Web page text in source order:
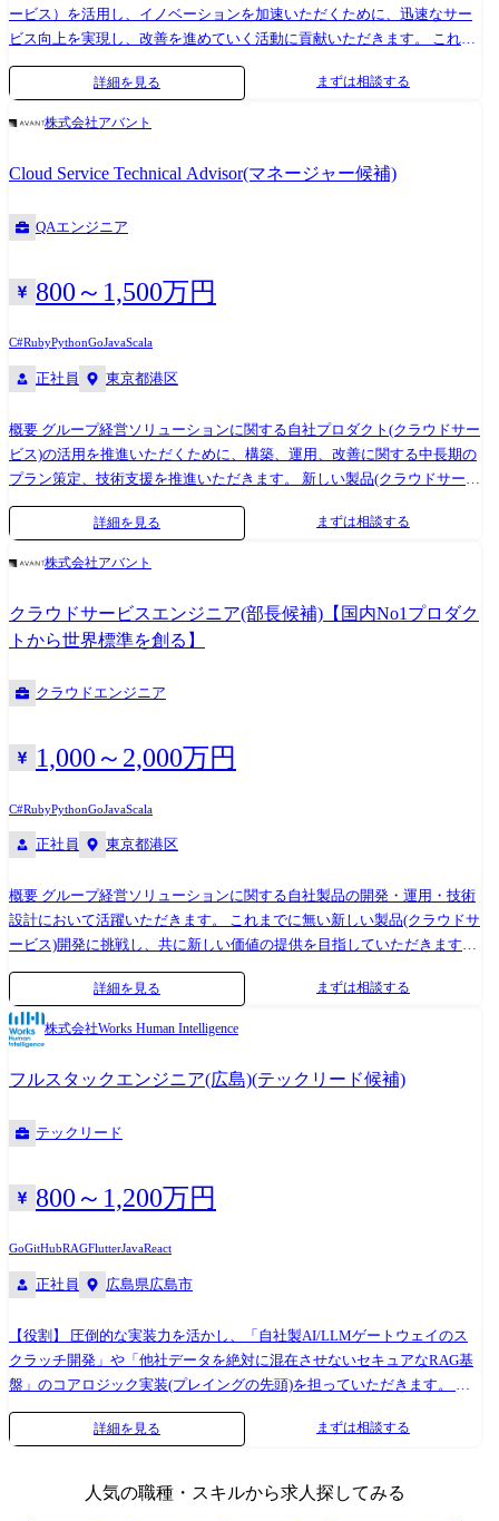
ービス）を活用し、イノベーションを加速いただくために、迅速なサー
ビス向上を実現し、改善を進めていく活動に貢献いただきます。 これま
でに無い新しい製品（クラウドサービス）開発と成長に挑戦し、共に新
しい価値の提供を目指していただきます。 ●業務内容 プロダクト（クラ
ウドサービス）のDevOpsエンジニアとして、運用設計・実装・テスト・
クリティカルな用途にご利用いただいているサービスの品質を担保しな
がら、改善・イノベーションを促進していけるよう中長期的な観点とと
もに解決策、改善策を考案し、アプリケーション開発・SREチームとと
もに推進していくこと ・アプリケーションのモダナイゼーションと自動
各関係者と共に有機的かつ能動的にリードしていくこと ・クラウドアー
キテクチャや製品、開発プロセスまで継続的な改善と最適化を推進する
詳細を見る まずは相談する
株式会社アバント
Cloud Service Technical Advisor(マネージャー候補)
QAエンジニア
800～1,500万円
C#RubyPythonGoJavaScala
正社員 東京都港区
概要 グループ経営ソリューションに関する自社プロダクト(クラウドサー
ビス)の活用を推進いただくために、構築、運用、改善に関する中長期の
プラン策定、技術支援を推進いただきます。 新しい製品(クラウドサービ
ス)開発、改善に挑戦し、共に新しい価値の提供を目指していただきま
「顧客満足度・活用度」の追及を主体的に実行していただきます。 期待
する事 ・ミッションクリティカルな用途にご利用いただいているサービ
スの品質を、コストバランスと共に適切なレベルと利用方法となるよう
お客様の事業成長をご支援することに注力し、中長期的な信頼関係を構
かつ能動的にリードしていくこと ・クラウドアーキテクチャや製品、開
発プロセスまで継続的な改善と最適化を推進する活動に貢献いただくこ
要なアドバイザー業務となります。 お役様のコミュニケーションの窓口
となり、エンジニア視点で、開発、運用、長期にわたる継続的なサービ
験値も技術力も高められます。 様々な観点での価値創造を推進するた
め、多様性を重視し、働き方も柔軟に組み立てることが可能です。 配属
部門 プロダクト開発本部 プロダクト・エンジニアリング部
詳細を見る まずは相談する
株式会社アバント
クラウドサービスエンジニア(部長候補)【国内No1プロダク
トから世界標準を創る】
クラウドエンジニア
1,000～2,000万円
C#RubyPythonGoJavaScala
正社員 東京都港区
概要 グループ経営ソリューションに関する自社製品の開発・運用・技術
設計において活躍いただきます。 これまでに無い新しい製品(クラウドサ
ービス)開発に挑戦し、共に新しい価値の提供を目指していただきます。
●業務内容 プロダクト(クラウドサービス)の開発者として、設計・実装・
テスト・計測・改善・運用を主体的に実行していただきます。 期待する
事 ・組織としての業務範囲は上記業務内容のすべてになります。 まずは
ご自身の得意な専門領域を存分に活かしていただきつつ、ご自身のキャ
リア志向に沿って、関わる範囲を広げていただくことを期待します。 ・
個人で全てを賄うのではなく、チームとして有機的に動いていただきま
す。 ・依頼された機能をそのまま開発するのではなく、ご自身で考え、
調べ、周囲と議論をしながら進めていくことを期待します。 ・現状のア
の継続的な成長を期待します。 ・製品開発プロセスの継続的な改善と最
適化を行うことを期待します。 開発の特徴 ・サービス設計から始まり、
ションを起こす為の自動化・AI含む最適化アルゴリズムのようなコア技
て価値創造を推進するため、多様性を重視しております。 配属部門 プロ
ダクト開発本部 プロダクト基盤部
詳細を見る まずは相談する
株式会社Works Human Intelligence
フルスタックエンジニア(広島)(テックリード候補)
テックリード
800～1,200万円
GoGitHubRAGFlutterJavaReact
正社員 広島県広島市
【役割】 圧倒的な実装力を活かし、「自社製AI/LLMゲートウェイのス
クラッチ開発」や「他社データを絶対に混在させないセキュアなRAG基
盤」のコアロジック実装(プレイングの先頭)を担っていただきます。 そ
の後、半年〜1年を目安に以下のステップで「技術への責任範囲」を全社
規模へと拡張していただきます。 ・基盤のコアコンポーネントの自らに
するAI組み込みガイドライン、自動テスト戦略、CI/CDパイプラインの
策定 ・部署横断での技術選定、難解なシステムトラブルの最終エスカレ
詳細を見る まずは相談する
人気の職種・スキルから求人探してみる